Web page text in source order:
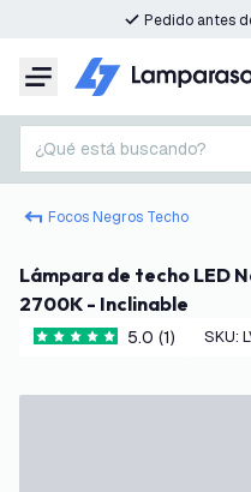
Pedido antes
Menú
¿Qué está buscando?
Focos Negros Techo
Lámpara de techo LED Negra Trio - Regulable - 3W -
2700K - Inclinable
5 estrellas de puntuación
5.0 (1) SKU: